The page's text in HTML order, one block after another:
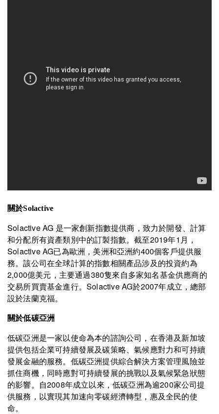
關於Solactive
Solactive AG 是一家創新指數提供商，致力於開發、計算
和分配所有資產類別中的訂製指數。截至2019年1月，
Solactive AG已為歐洲，美洲和亞洲約400個客戶提供服
務。該公司在全球計算的指數相關產品涉及的投資約為
2,000億美元，主要通過380隻來自多家知名基金供應商的
交易所買賣基金進行。Solactive AG於2007年成立，總部
設於法蘭克福。
關於低碳亞洲
低碳亞洲是一家以使命為本的諮詢公司，在香港及新加坡
提供包括企業可持續發展及碳策略、氣候應對力和可持續
發展金融的服務。低碳亞洲提供綜合解決方案管理風險並
抓住商機，同時應對可持續發展的挑戰以及氣候緊急狀態
的影響。自2008年成立以來，低碳亞洲為逾200家公司提
供服務，以實現其加速向零碳經濟轉型，惠及全民的使
命。